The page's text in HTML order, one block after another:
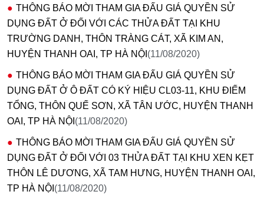
THÔNG BÁO MỜI THAM GIA ĐẤU GIÁ QUYỀN SỬ
DỤNG ĐẤT Ở ĐỐI VỚI CÁC THỬA ĐẤT TẠI KHU
TRƯỜNG DANH, THÔN TRÀNG CÁT, XÃ KIM AN,
HUYỆN THANH OAI, TP HÀ NỘI (11/08/2020)
THÔNG BÁO MỜI THAM GIA ĐẤU GIÁ QUYỀN SỬ
DỤNG ĐẤT Ở Ô ĐẤT CÓ KÝ HIỆU CL03-11, KHU ĐIẾM
TỔNG, THÔN QUẾ SƠN, XÃ TÂN ƯỚC, HUYỆN THANH
OAI, TP HÀ NỘI (11/08/2020)
THÔNG BÁO MỜI THAM GIA ĐẤU GIÁ QUYỀN SỬ
DỤNG ĐẤT Ở ĐỐI VỚI 03 THỬA ĐẤT TẠI KHU XEN KẸT
THÔN LÊ DƯƠNG, XÃ TAM HƯNG, HUYỆN THANH OAI,
TP HÀ NỘI (11/08/2020)